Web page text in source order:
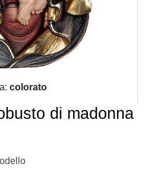
colorato
di madonna